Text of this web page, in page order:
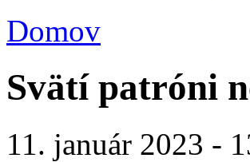
Domov
Svätí patróni
11. január 2023 -